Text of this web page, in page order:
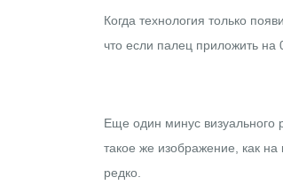
Когда технология только
что если палец приложить
Еще один минус визуального
такое же изображение, как
редко.